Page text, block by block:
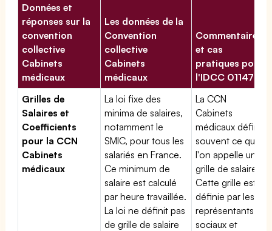
Données et
réponses sur la
convention
collective
Cabinets
médicaux
Les données de la
Convention
collective
Cabinets
médicaux
Commentaires
et cas
pratiques pour
l'IDCC 01147
Grilles de
Salaires et
Coefficients
pour la CCN
Cabinets
médicaux
La loi fixe des
minima de salaires,
notamment le
SMIC, pour tous les
salariés en France.
Ce minimum de
salaire est calculé
par heure travaillée.
La loi ne définit pas
de grille de salaire
La CCN
Cabinets
médicaux définit
souvent ce que
l'on appelle une
grille de salaires.
Cette grille est
définie par les
représentants
sociaux et